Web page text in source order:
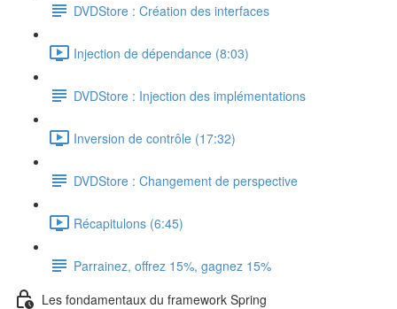
DVDStore : Création des interfaces
Injection de dépendance (8:03)
DVDStore : Injection des implémentations
Inversion de contrôle (17:32)
DVDStore : Changement de perspective
Récapitulons (6:45)
Parrainez, offrez 15%, gagnez 15%
Les fondamentaux du framework Spring